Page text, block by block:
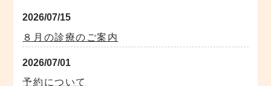
2026/07/15
８月の診療のご案内
2026/07/01
予約について